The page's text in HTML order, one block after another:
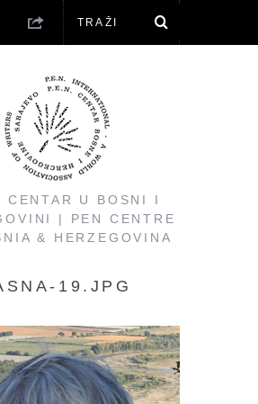
CENTAR U BOSNI I
| PEN CENTRE
& HERZEGOVINA
19.JPG